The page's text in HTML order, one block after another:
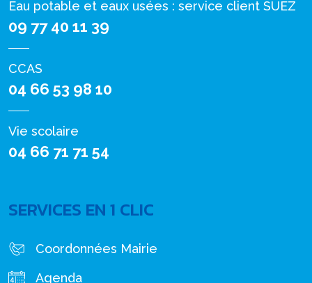
Eau potable et eaux usées : service client SUEZ
09 77 40 11 39
CCAS
04 66 53 98 10
Vie scolaire
04 66 71 71 54
SERVICES EN 1 CLIC
Coordonnées Mairie
Agenda